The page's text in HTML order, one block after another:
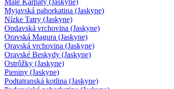
Myjavská pahorkatina (Jaskyne)
Nízke Tatry (Jaskyne)
Ondavská vrchovina (Jaskyne)
Oravská Magura (Jaskyne)
Oravská vrchovina (Jaskyne)
Oravské Beskydy (Jaskyne)
Ostrôžky (Jaskyne)
Pieniny (Jaskyne)
Podtatranská kotlina (Jaskyne)